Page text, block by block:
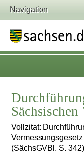
Navigation
Sächsischen
Vollzitat:
(SächsGVBl. S. 342)